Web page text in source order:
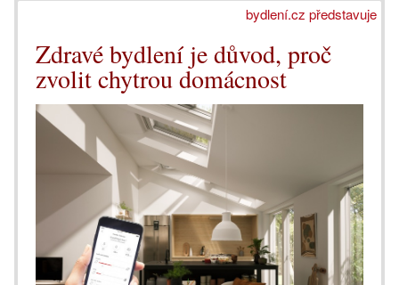
bydlení.cz představuje
Zdravé bydlení je důvod, proč
zvolit chytrou domácnost